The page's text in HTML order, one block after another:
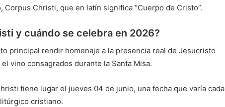
Christi, que en latín significa “Cuerpo de Cristo”.
y cuándo se celebra en 2026?
principal rendir homenaje a la presencia real de Jesucristo
vino consagrados durante la Santa Misa.
tiene lugar el jueves 04 de junio, una fecha que varía cada
cristiano.